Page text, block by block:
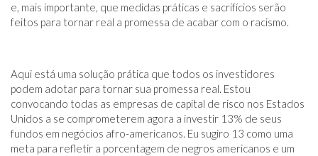
e, mais importante, que medidas práticas e sacrifícios serão
feitos para tornar real a promessa de acabar com o racismo.
Aqui está uma solução prática que todos os investidores
podem adotar para tornar sua promessa real. Estou
convocando todas as empresas de capital de risco nos Estados
Unidos a se comprometerem agora a investir 13% de seus
fundos em negócios afro-americanos. Eu sugiro 13 como uma
meta para refletir a porcentagem de negros americanos e um